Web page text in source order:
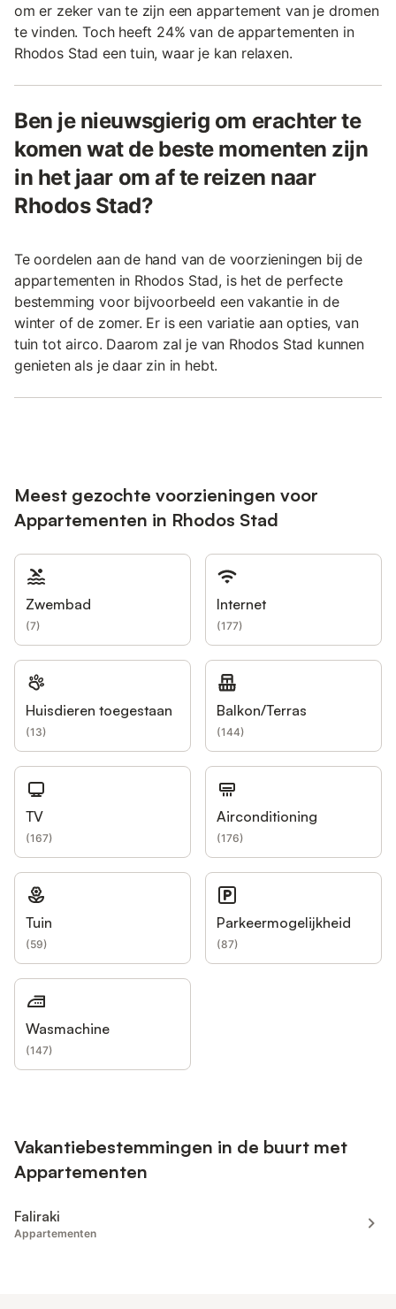
om er zeker van te zijn een appartement van je dromen
te vinden. Toch heeft 24% van de appartementen in
Rhodos Stad een tuin, waar je kan relaxen.
Ben je nieuwsgierig om erachter te
komen wat de beste momenten zijn
in het jaar om af te reizen naar
Rhodos Stad?
Te oordelen aan de hand van de voorzieningen bij de
appartementen in Rhodos Stad, is het de perfecte
bestemming voor bijvoorbeeld een vakantie in de
winter of de zomer. Er is een variatie aan opties, van
tuin tot airco. Daarom zal je van Rhodos Stad kunnen
genieten als je daar zin in hebt.
Meest gezochte voorzieningen voor
Appartementen in Rhodos Stad
Zwembad
(7)
Internet
(177)
Huisdieren toegestaan
(13)
Balkon/Terras
(144)
TV
(167)
Airconditioning
(176)
Tuin
(59)
Parkeermogelijkheid
(87)
Wasmachine
(147)
Vakantiebestemmingen in de buurt met
Appartementen
Faliraki
Appartementen